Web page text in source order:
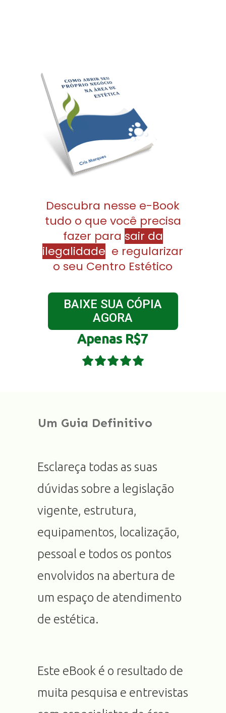
Descubra nesse e-Book
tudo o que você precisa
fazer para sair da
ilegalidade e regularizar
o seu Centro Estético
BAIXE SUA CÓPIA
AGORA
Apenas R$7
Um Guia Definitivo
Esclareça todas as suas
dúvidas sobre a legislação
vigente, estrutura,
equipamentos, localização,
pessoal e todos os pontos
envolvidos na abertura de
um espaço de atendimento
de estética.
Este eBook é o resultado de
muita pesquisa e entrevistas